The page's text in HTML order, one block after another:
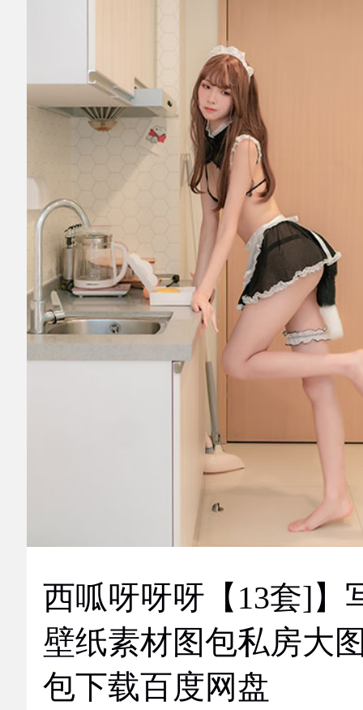
西呱呀呀呀【13套]】
壁纸素材图包私房大
包下载百度网盘